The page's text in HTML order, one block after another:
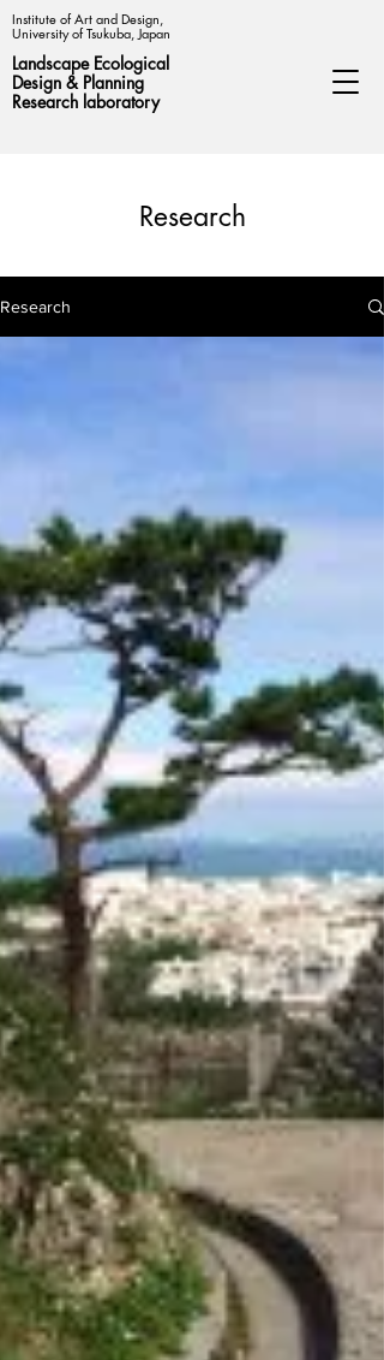
Institute of Art and Design,
University of Tsukuba, Japan
Landscape Ecological
Design & Planning
Research laboratory
Research
Research